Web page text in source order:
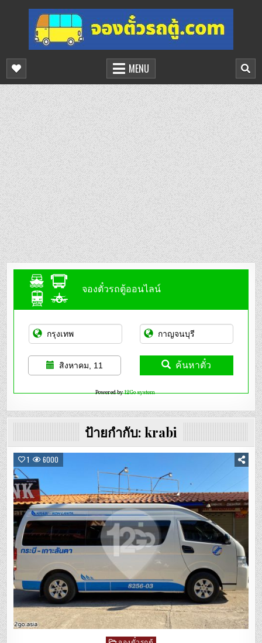
content
จองตั๋วรถตู้ออนไลน์
บริการจองตั๋วรถตู้ออนไลน์
MENU
จองตั๋วรถตู้ออนไลน์
สิงหาคม, 11 ค้นหาตั๋ว
Powered by12Go system
ป้ายกำกับ: krabi
1 6000